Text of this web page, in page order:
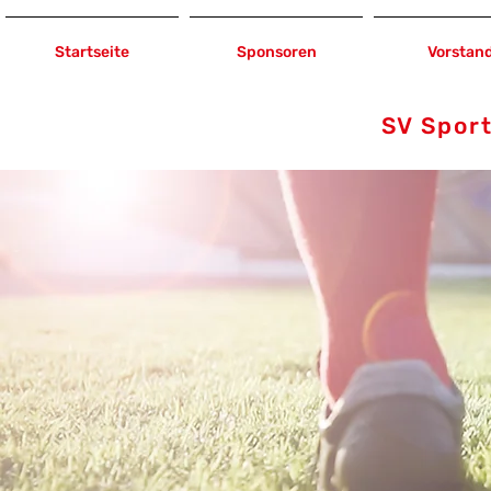
Startseite Sponsoren
SV